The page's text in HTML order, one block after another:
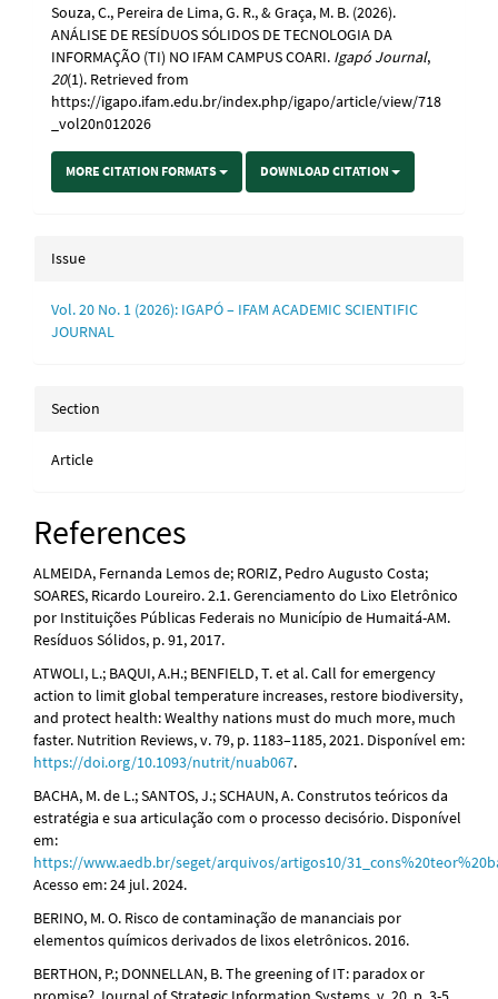
Souza, C., Pereira de Lima, G. R., & Graça, M. B. (2026).
ANÁLISE DE RESÍDUOS SÓLIDOS DE TECNOLOGIA DA
INFORMAÇÃO (TI) NO IFAM CAMPUS COARI. Igapó Journal,
20(1). Retrieved from
https://igapo.ifam.edu.br/index.php/igapo/article/view/718
_vol20n012026
MORE CITATION FORMATS DOWNLOAD CITATION
Issue
Vol. 20 No. 1 (2026): IGAPÓ – IFAM ACADEMIC SCIENTIFIC
JOURNAL
Section
Article
References
ALMEIDA, Fernanda Lemos de; RORIZ, Pedro Augusto Costa;
SOARES, Ricardo Loureiro. 2.1. Gerenciamento do Lixo Eletrônico
por Instituições Públicas Federais no Município de Humaitá-AM.
Resíduos Sólidos, p. 91, 2017.
ATWOLI, L.; BAQUI, A.H.; BENFIELD, T. et al. Call for emergency
action to limit global temperature increases, restore biodiversity,
and protect health: Wealthy nations must do much more, much
faster. Nutrition Reviews, v. 79, p. 1183–1185, 2021. Disponível em:
https://doi.org/10.1093/nutrit/nuab067.
BACHA, M. de L.; SANTOS, J.; SCHAUN, A. Construtos teóricos da
estratégia e sua articulação com o processo decisório. Disponível
em:
https://www.aedb.br/seget/arquivos/artigos10/
Acesso em: 24 jul. 2024.
BERINO, M. O. Risco de contaminação de mananciais por
elementos químicos derivados de lixos eletrônicos. 2016.
BERTHON, P.; DONNELLAN, B. The greening of IT: paradox or